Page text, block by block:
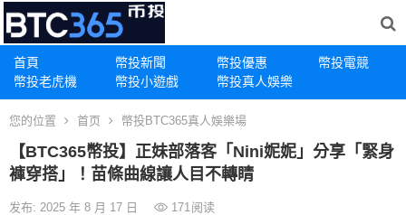
首頁 幣投新聞 幣投優惠
幣投電競
幣投老虎機
幣投小遊戲 幣投真人娛樂
您的位置 首页 幣投BTC365真人娛樂場
【BTC365幣投】正妹部落客「Nini妮妮」分享「緊身
褲穿搭」！苗條曲線讓人目不轉睛
发布: 2025 年 8 月 17 日 171阅读